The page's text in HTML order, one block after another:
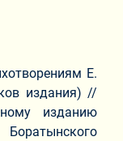
Е.
издания) //
изданию